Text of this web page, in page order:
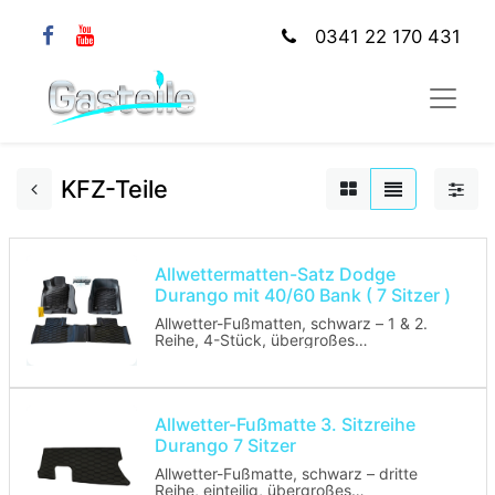
0341 22 170 431
KFZ-Teile
Allwettermatten-Satz Dodge
Durango mit 40/60 Bank ( 7 Sitzer )
Allwetter-Fußmatten, schwarz – 1 & 2.
Reihe, 4-Stück, übergroßes
Reihe. Allwetter-Fußmatten sind farbig
die Wasser, Schnee und Schlamm
auffangen und Ihren Teppich schützen
und sauber halten. Ein Muss bei
schlechtem Wetter. Auch bekannt als
Slush-Matten, funktionieren sie
Allwetter-Fußmatte 3. Sitzreihe
Durango 7 Sitzer
Allwetter-Fußmatte, schwarz – dritte
Reihe, einteilig, übergroßes